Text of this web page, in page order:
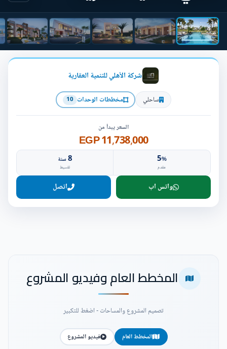
شركة الأهلي للتنمية العقارية
ساحلي مخططات الوحدات 10
السعر يبدأ من
11,738,000 EGP
5%
مقدم
8سنة
تقسيط
واتس اب اتصل
المخطط العام وفيديو المشروع
تصميم المشروع والمساحات - اضغط للتكبير
المخطط العام فيديو المشروع